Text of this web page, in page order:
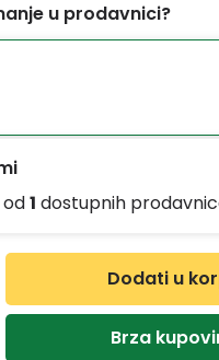
u prodavnici?
1 dostupnih
Unesite
Dodati u
Brza